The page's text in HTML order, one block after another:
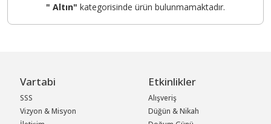
" Altın" kategorisinde ürün bulunmamaktadır.
Vartabi
SSS
Vizyon & Misyon
Etkinlikler
Alışveriş
Düğün & Nikah